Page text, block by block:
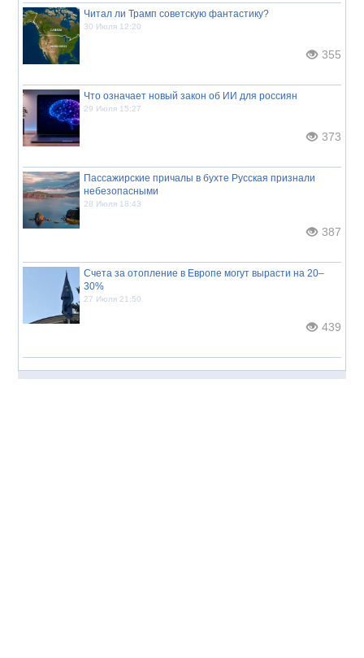
Читал ли Трамп советскую фантастику?
30 Июля 12:20
355
Что означает новый закон об ИИ для россиян
29 Июля 15:27
373
Пассажирские причалы в бухте Русская признали
небезопасными
28 Июля 18:43
387
Счета за отопление в Европе могут вырасти на 20–
30%
27 Июля 21:50
439